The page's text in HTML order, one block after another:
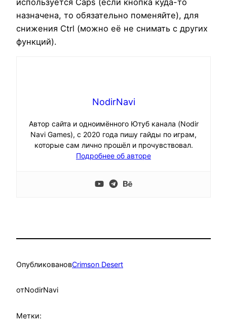
используется Caps (если кнопка куда-то
назначена, то обязательно поменяйте), для
снижения Ctrl (можно её не снимать с других
функций).
NodirNavi
Автор сайта и одноимённого Ютуб канала (Nodir
Navi Games), с 2020 года пишу гайды по играм,
которые сам лично прошёл и прочувствовал.
Подробнее об авторе
ОпубликовановCrimson Desert
отNodirNavi
Метки: